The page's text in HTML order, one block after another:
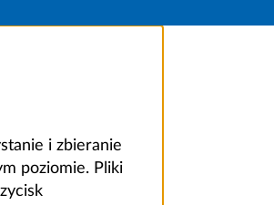
i zbieranie
poziomie. Pliki